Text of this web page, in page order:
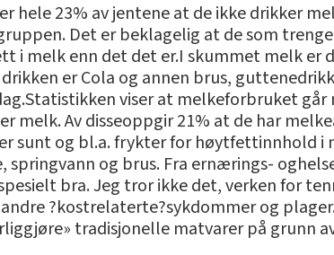
hele 23% av jentene at de ikke drikker
Det er beklagelig at de som
i melk enn det det er.I skummet melk er
er Cola og annen brus,
viser at melkeforbruket går
melk. Av disseoppgir 21% at de har
sunt og bl.a. frykter for høytfettinnhold i
og brus. Fra ernærings-
bra. Jeg tror ikke det, verken for
?kostrelaterte?sykdommer og
tradisjonelle matvarer på grunn